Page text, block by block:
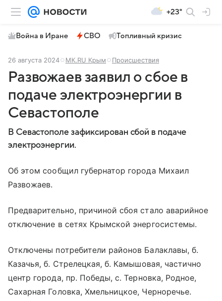
+23°
Война в Иране СВО Топливный кризис
26 августа 2024 МК.RU Крым Происшествия
Развожаев заявил о сбое в
подаче электроэнергии в
Севастополе
В Севастополе зафиксирован сбой в подаче
электроэнергии.
Об этом сообщил губернатор города Михаил
Развожаев.
Предварительно, причиной сбоя стало аварийное
отключение в сетях Крымской энергосистемы.
Отключены потребители районов Балаклавы, б.
Казачья, б. Стрелецкая, б. Камышовая, частично
центр города, пр. Победы, с. Терновка, Родное,
Сахарная Головка, Хмельницкое, Черноречье.